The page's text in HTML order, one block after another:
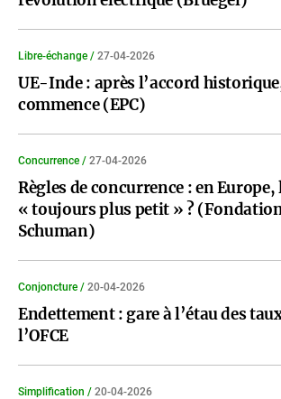
Libre-échange / 27-04-2026
UE-Inde : après l’accord
commence (EPC)
Concurrence / 27-04-2026
Règles de concurrence : en
« toujours plus petit » ?
Schuman)
Conjoncture / 20-04-2026
Endettement : gare à l’étau des
l’OFCE
Simplification / 20-04-2026